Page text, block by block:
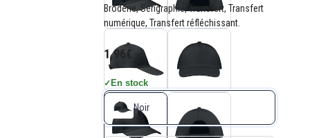
Broderie, Sérigraphie, Transfert, Transfert
numérique, Transfert réfléchissant.
1,96€
✓ En stock
Noir